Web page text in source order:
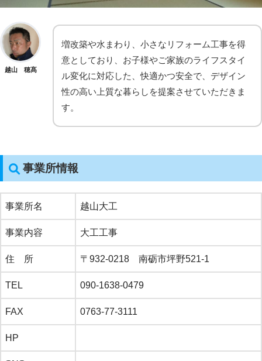
越山 穂髙
増改築や水まわり、小さなリフォーム工事を得
意としており、お子様やご家族のライフスタイ
ル変化に対応した、快適かつ安全で、デザイン
性の高い上質な暮らしを提案させていただきま
す。
事業所情報
事業所名 越山大工
事業内容 大工工事
住 所 〒932-0218 南砺市坪野521-1
TEL 090-1638-0479
FAX 0763-77-3111
HP